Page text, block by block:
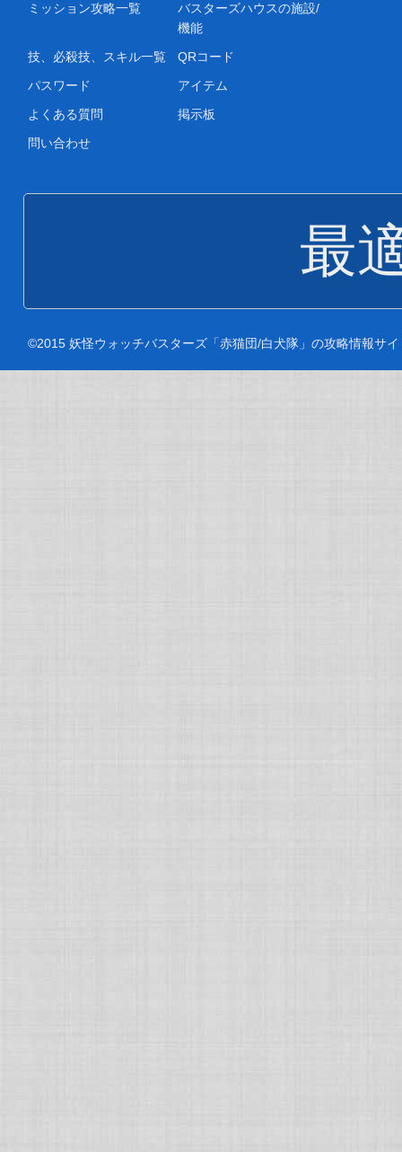
ミッション攻略一覧
バスターズハウスの施設/
機能
技、必殺技、スキル一覧
QRコード
パスワード
アイテム
よくある質問
掲示板
問い合わせ
最
©2015 妖怪ウォッチバスターズ「赤猫団/白犬隊」の攻略情報サ